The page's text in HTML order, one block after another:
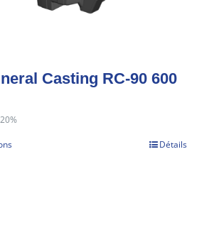
Casting RC-90 600
Détails